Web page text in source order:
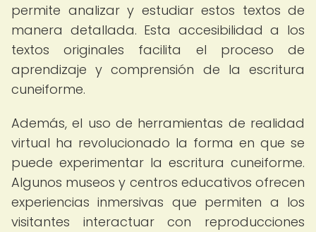
permite analizar y estudiar estos textos de
manera detallada. Esta accesibilidad a los
textos originales facilita el proceso de
aprendizaje y comprensión de la escritura
cuneiforme.
Además, el uso de herramientas de realidad
virtual ha revolucionado la forma en que se
puede experimentar la escritura cuneiforme.
Algunos museos y centros educativos ofrecen
experiencias inmersivas que permiten a los
visitantes interactuar con reproducciones